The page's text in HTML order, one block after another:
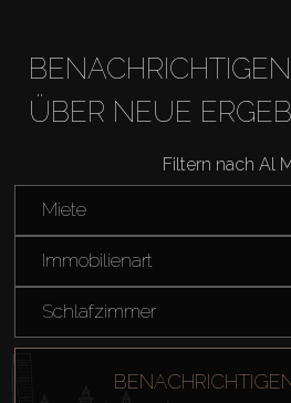
Miete
Verkaufen
Off-Plan
ÜBER NEUE
Filtern nach Al
Miete
Immobilienart
Schlafzimmer